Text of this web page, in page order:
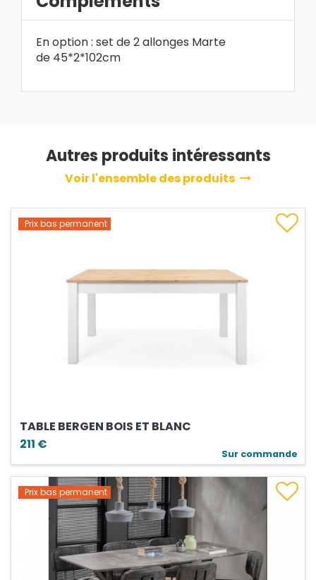
En option : set de 2 allonges Marte
de 45*2*102cm
Autres produits intéressants
Voir l'ensemble des produits
Prix bas permanent
TABLE BERGEN BOIS ET BLANC
211 €
Sur commande
Prix bas permanent